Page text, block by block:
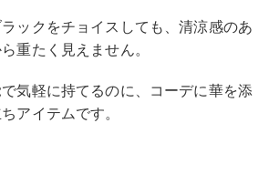
ックをチョイスしても、清涼感のあ
重たく見えません。
気軽に持てるのに、コーデに華を添
アイテムです。